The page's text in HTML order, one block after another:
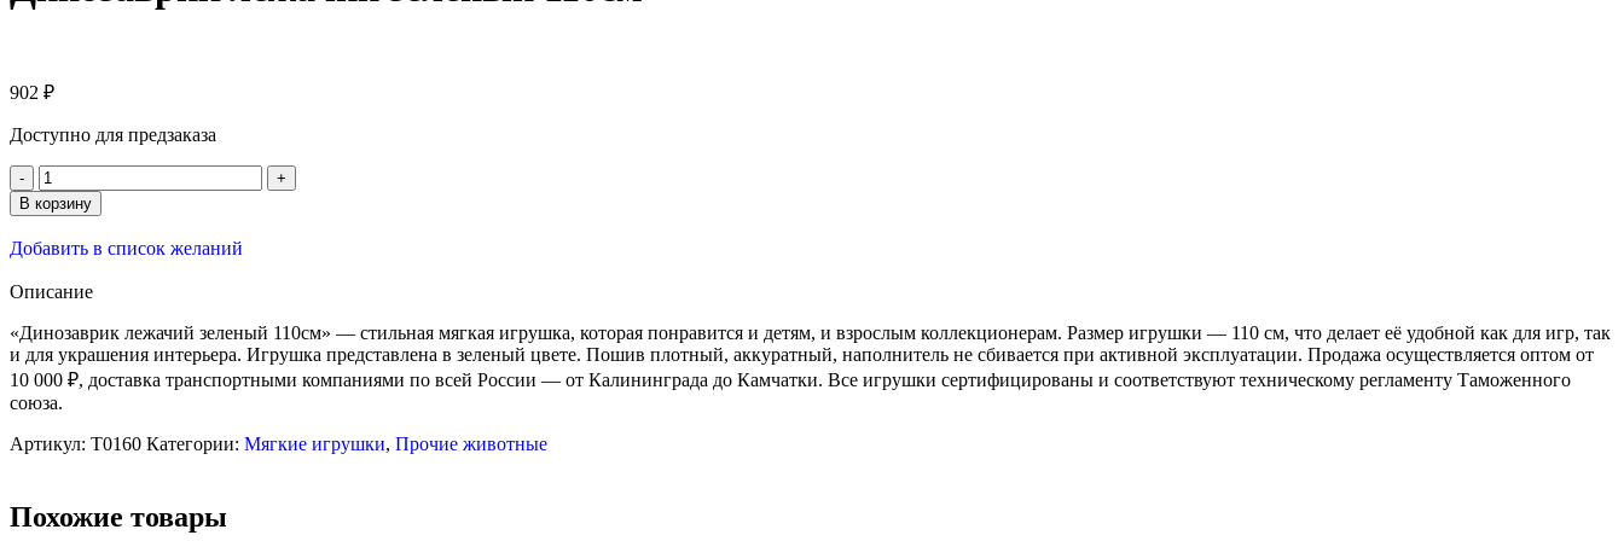
902 ₽
Доступно для предзаказа
В корзину
Добавить в список желаний
Описание
«Динозаврик лежачий зеленый 110см» — стильная мягкая игрушка, которая понравится и детям, и взрослым коллекционерам. Размер игрушки — 110 см, что делает её удобной как для игр, так
и для украшения интерьера. Игрушка представлена в зеленый цвете. Пошив плотный, аккуратный, наполнитель не сбивается при активной эксплуатации. Продажа осуществляется оптом от
10 000 ₽, доставка транспортными компаниями по всей России — от Калининграда до Камчатки. Все игрушки сертифицированы и соответствуют техническому регламенту Таможенного
союза.
Артикул: T0160 Категории: Мягкие игрушки, Прочие животные
Похожие товары